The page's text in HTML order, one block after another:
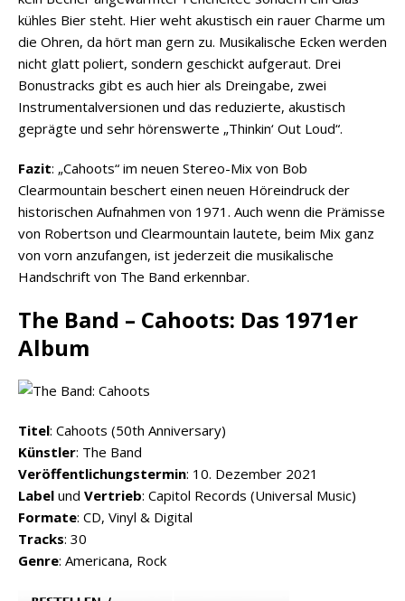
kühles Bier steht. Hier weht akustisch ein rauer Charme um
die Ohren, da hört man gern zu. Musikalische Ecken werden
nicht glatt poliert, sondern geschickt aufgeraut. Drei
Bonustracks gibt es auch hier als Dreingabe, zwei
Instrumentalversionen und das reduzierte, akustisch
geprägte und sehr hörenswerte „Thinkin‘ Out Loud“.
Fazit: „Cahoots“ im neuen Stereo-Mix von Bob
Clearmountain beschert einen neuen Höreindruck der
historischen Aufnahmen von 1971. Auch wenn die Prämisse
von Robertson und Clearmountain lautete, beim Mix ganz
von vorn anzufangen, ist jederzeit die musikalische
Handschrift von The Band erkennbar.
The Band – Cahoots: Das 1971er
Album
Titel: Cahoots (50th Anniversary)
Künstler: The Band
Veröffentlichungstermin: 10. Dezember 2021
Label und Vertrieb: Capitol Records (Universal Music)
Formate: CD, Vinyl & Digital
Tracks: 30
Genre: Americana, Rock